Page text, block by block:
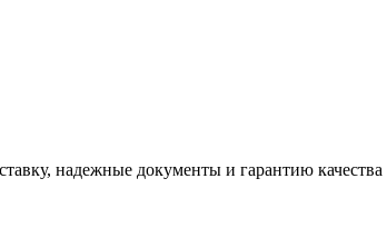
надежные документы и гарантию качества